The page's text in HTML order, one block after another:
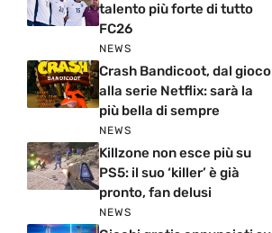
talento più forte di tutto
FC26
NEWS
Crash Bandicoot, dal gioco
alla serie Netflix: sarà la
più bella di sempre
NEWS
Killzone non esce più su
PS5: il suo ‘killer’ è già
pronto, fan delusi
NEWS